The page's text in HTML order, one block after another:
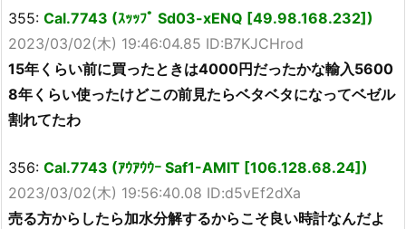
355: Cal.7743 (ｽｯｯﾌﾟ Sd03-xENQ [49.98.168.232])
2023/03/02(木) 19:46:04.85 ID:B7KJCHrod
15年くらい前に買ったときは4000円だったかな輸入5600
8年くらい使ったけどこの前見たらベタベタになってベゼル
割れてたわ
356: Cal.7743 (ｱｳｱｳｳｰ Saf1-AMIT [106.128.68.24])
2023/03/02(木) 19:56:40.08 ID:d5vEf2dXa
売る方からしたら加水分解するからこそ良い時計なんだよ